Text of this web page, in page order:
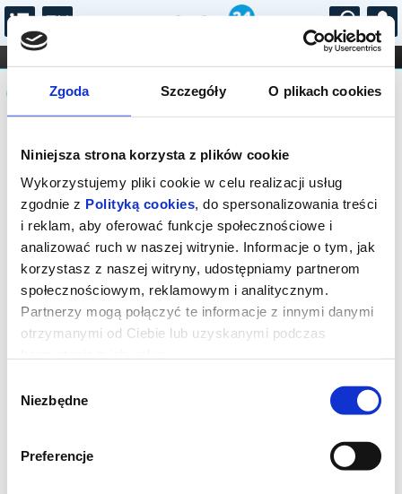
Zgoda Szczegóły O plikach cookies
Niniejsza strona korzysta z plików cookie
Wykorzystujemy pliki cookie w celu realizacji usług
zgodnie z Polityką cookies, do spersonalizowania treści
i reklam, aby oferować funkcje społecznościowe i
analizować ruch w naszej witrynie. Informacje o tym, jak
korzystasz z naszej witryny, udostępniamy partnerom
społecznościowym, reklamowym i analitycznym.
Partnerzy mogą połączyć te informacje z innymi danymi
otrzymanymi od Ciebie lub uzyskanymi podczas
zgody
Niezbędne
Preferencje
...
FILHARMONIA OPERA I BALET
STAND-UP
DLA DZIECI
Komunikat
Sprzedaż biletów on-line na wydarzenie
została zakończona.